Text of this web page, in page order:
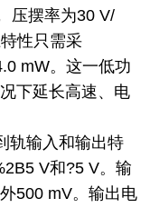
压摆率为30 V/
性只需采
mW。这一低功
下延长高速、电
轨输入和输出特
V和?5 V。输
500 mV。输出电